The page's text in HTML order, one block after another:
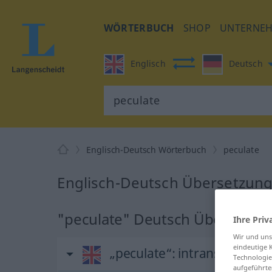
WÖRTERBUCH SHOP
Englisch Deutsch
Englisch-Deutsch Wörterbuch peculate
Englisch-Deutsch
"peculate" Deutsch
„peculate“: intransitive
Ihre
Wir und
eindeutige